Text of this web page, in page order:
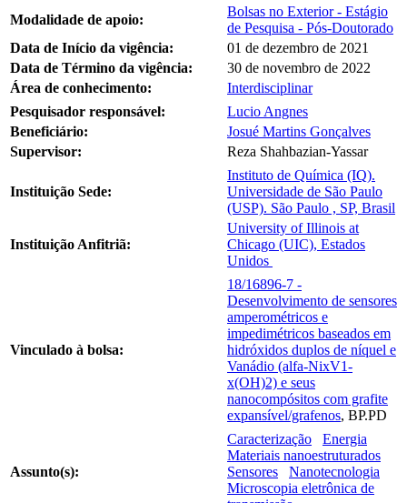
Modalidade de apoio:
Bolsas no Exterior - Estágio
de Pesquisa - Pós-Doutorado
Data de Início da vigência:
01 de dezembro de 2021
Data de Término da vigência:
30 de novembro de 2022
Área de conhecimento:
Interdisciplinar
Pesquisador responsável:
Lucio Angnes
Beneficiário:
Josué Martins Gonçalves
Supervisor:
Reza Shahbazian-Yassar
Instituição Sede:
Instituto de Química (IQ).
Universidade de São Paulo
(USP). São Paulo , SP, Brasil
Instituição Anfitriã:
University of Illinois at
Chicago (UIC), Estados
Unidos
Vinculado à bolsa:
18/16896-7 -
Desenvolvimento de sensores
amperométricos e
impedimétricos baseados em
hidróxidos duplos de níquel e
Vanádio (alfa-NixV1-
x(OH)2) e seus
nanocompósitos com grafite
expansível/grafenos, BP.PD
Assunto(s):
Caracterização
Energia
Materiais nanoestruturados
Sensores
Nanotecnologia
Microscopia eletrônica de